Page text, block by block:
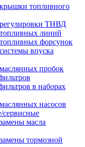
топливного
ТНВД
линий
форсунок
впуска
пробок
в наборах
насосов
сервисные
масла
тормозной